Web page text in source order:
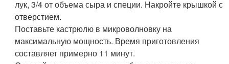
лук, 3/4 от объема сыра и специи. Накройте крышкой с
отверстием.
Поставьте кастрюлю в микроволновку на
максимальную мощность. Время приготовления
составляет примерно 11 минут.